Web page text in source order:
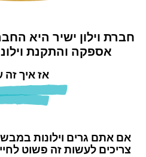
וילונות
חברת וילון ישיר היא
אספקה והתקנת
אז איך זה
אם אתם גרים וילונות
צריכים לעשות זה פשוט